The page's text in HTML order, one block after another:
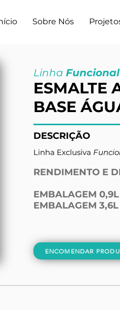
Sobre Nós
Linha Funcional
ESMALTE
BASE
DESCRIÇÃO
Linha Exclusiva
RENDIMENTO E
EMBALAGEM 0,9L
EMBALAGEM 3,6L
ENCOMENDAR